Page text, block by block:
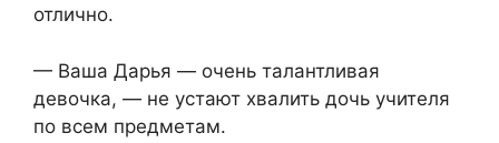
отлично.
— Ваша Дарья — очень талантливая
девочка, — не устают хвалить дочь учителя
по всем предметам.